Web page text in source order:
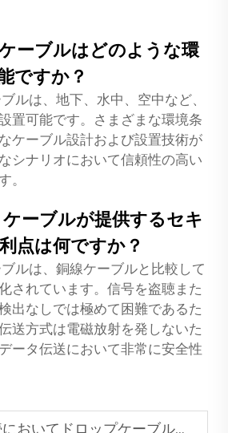
ーブルはどのような環
ですか？
ルは、地下、水中、空中など、
置可能です。さまざまな環境条
ケーブル設計および設置技術が
シナリオにおいて信頼性の高い
。
ーブルが提供するセキ
点は何ですか？
ルは、銅線ケーブルと比較して
されています。信号を盗聴また
出なしでは極めて困難であるた
送方式は電磁放射を発しないた
ータ伝送において非常に安全性
ドロップケーブルが好まれる理由はなぜですか？